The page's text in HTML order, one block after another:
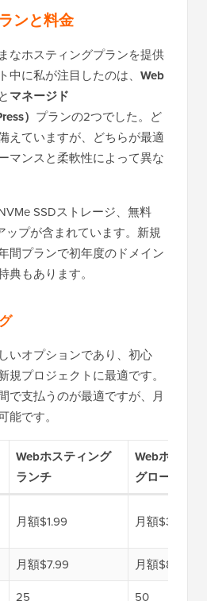
ンと料金
なホスティングプランを提供
中に私が注目したのは、 Web
マネージド
） プランの2つでした。ど
えていますが、どちらが最適
マンスと柔軟性によって異な
SSDストレージ、無料
ップが含まれています。新規
間プランで初年度のドメイン
典もあります。
いオプションであり、初心
規プロジェクトに最適です。
で支払うのが最適ですが、月
能です。
Webホスティング
ランチ
Webホステ
グロース
月額$1.99 月額$3.49
月額$7.99
月額$8.99
25 50